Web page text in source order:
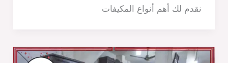
نقدم لك أهم أنواع المكيفات